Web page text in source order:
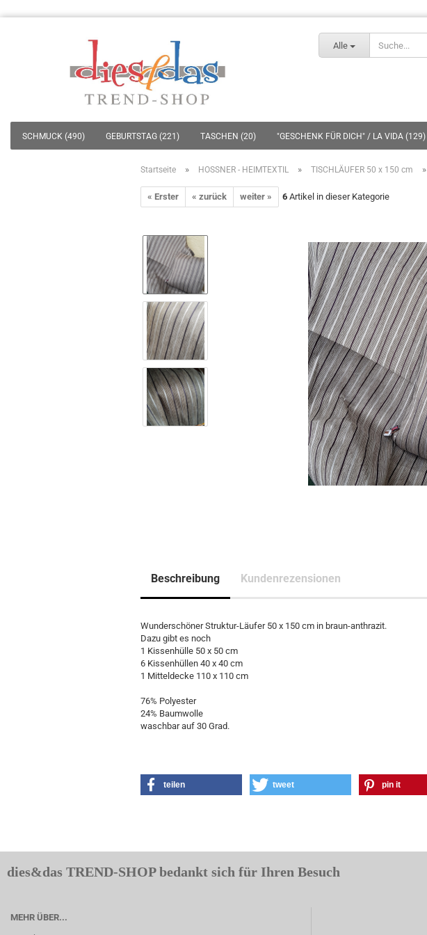
Alle
SCHMUCK (490) GEBURTSTAG (221) TASCHEN (20) "GESCHENK FÜR DICH" / LA VIDA (129)
Startseite » HOSSNER - HEIMTEXTIL » TISCHLÄUFER 50 x 150 cm »
« Erster « zurück weiter » 6 Artikel in dieser Kategorie
Beschreibung Kundenrezensionen
Wunderschöner Struktur-Läufer 50 x 150 cm in braun-anthrazit.
Dazu gibt es noch
1 Kissenhülle 50 x 50 cm
6 Kissenhüllen 40 x 40 cm
1 Mitteldecke 110 x 110 cm
76% Polyester
24% Baumwolle
waschbar auf 30 Grad.
teilen tweet pin it
dies&das TREND-SHOP bedankt sich für Ihren Besuch
MEHR ÜBER...